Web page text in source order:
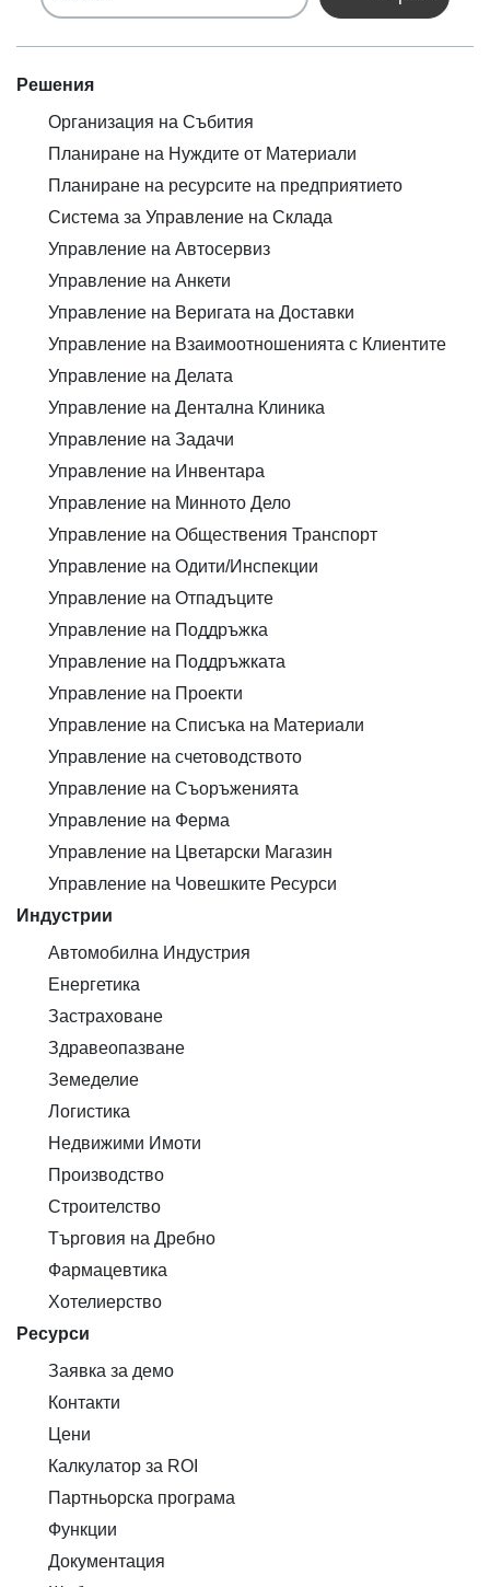
Решения
Организация на Събития
Планиране на Нуждите от Материали
Планиране на ресурсите на предприятието
Система за Управление на Склада
Управление на Автосервиз
Управление на Анкети
Управление на Веригата на Доставки
Управление на Взаимоотношенията с Клиентите
Управление на Делата
Управление на Дентална Клиника
Управление на Задачи
Управление на Инвентара
Управление на Минното Дело
Управление на Обществения Транспорт
Управление на Одити/Инспекции
Управление на Отпадъците
Управление на Поддръжка
Управление на Поддръжката
Управление на Проекти
Управление на Списъка на Материали
Управление на счетоводството
Управление на Съоръженията
Управление на Ферма
Управление на Цветарски Магазин
Управление на Човешките Ресурси
Индустрии
Автомобилна Индустрия
Енергетика
Застраховане
Здравеопазване
Земеделие
Логистика
Недвижими Имоти
Производство
Строителство
Търговия на Дребно
Фармацевтика
Хотелиерство
Ресурси
Заявка за демо
Контакти
Цени
Калкулатор за ROI
Партньорска програма
Функции
Документация